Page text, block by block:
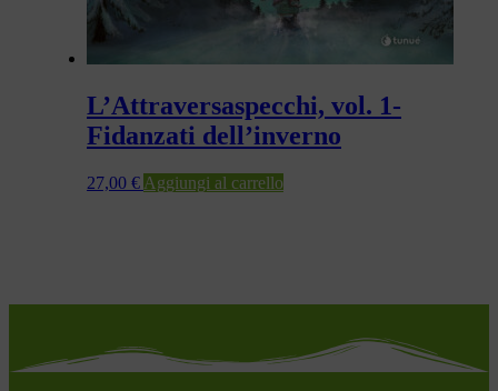
L’Attraversaspecchi, vol. 1-
Fidanzati dell’inverno
27,00 € Aggiungi al carrello